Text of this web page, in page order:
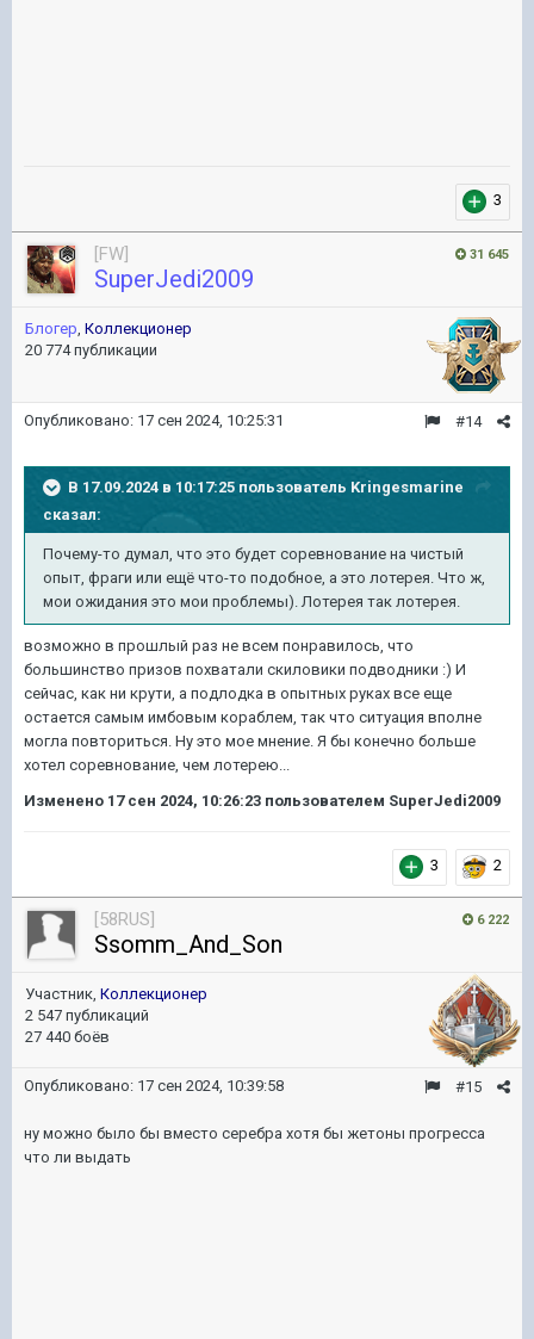
3
31 645
[FW]
SuperJedi2009
Блогер, Коллекционер
20 774 публикации
#14
Опубликовано: 17 сен 2024, 10:25:31
В 17.09.2024 в 10:17:25 пользователь Kringesmarine
сказал:
Почему-то думал, что это будет соревнование на чистый
опыт, фраги или ещё что-то подобное, а это лотерея. Что ж,
мои ожидания это мои проблемы). Лотерея так лотерея.
возможно в прошлый раз не всем понравилось, что
большинство призов похватали скиловики подводники :) И
сейчас, как ни крути, а подлодка в опытных руках все еще
остается самым имбовым кораблем, так что ситуация вполне
могла повториться. Ну это мое мнение. Я бы конечно больше
хотел соревнование, чем лотерею...
Изменено 17 сен 2024, 10:26:23 пользователем SuperJedi2009
3 2
6 222
[58RUS]
Ssomm_And_Son
Участник, Коллекционер
2 547 публикаций
27 440 боёв
#15
Опубликовано: 17 сен 2024, 10:39:58
ну можно было бы вместо серебра хотя бы жетоны прогресса
что ли выдать